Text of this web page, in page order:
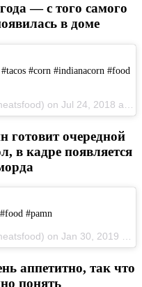
— с того самого
в доме
#corn #indianacorn #food
готовит очередной
в кадре появляется
#pamn
A post shared by Pamn Park (@dogmeatsfood) on Jan 30, 2019 at 4:38pm PST
аппетитно, так что
понять